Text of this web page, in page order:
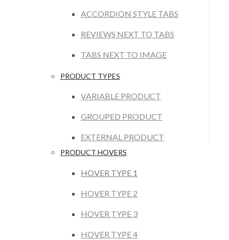
ACCORDION STYLE TABS
REVIEWS NEXT TO TABS
TABS NEXT TO IMAGE
PRODUCT TYPES
VARIABLE PRODUCT
GROUPED PRODUCT
EXTERNAL PRODUCT
PRODUCT HOVERS
HOVER TYPE 1
HOVER TYPE 2
HOVER TYPE 3
HOVER TYPE 4